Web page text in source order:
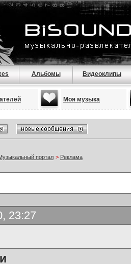
Альбомы Видеоклипы
Моя музыка
портал > Реклама
23:27